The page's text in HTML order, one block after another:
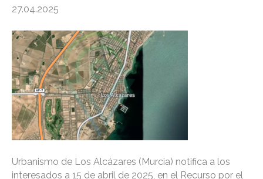
27.04.2025
Urbanismo de Los Alcázares (Murcia) notifica a los
interesados a 15 de abril de 2025, en el Recurso por el